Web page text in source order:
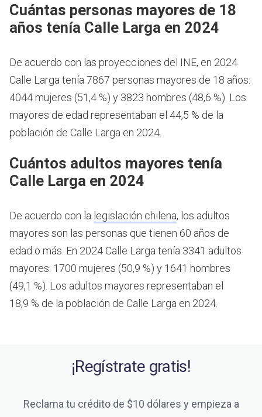
Cuántas personas mayores de 18
años tenía Calle Larga en 2024
De acuerdo con las proyecciones del INE, en 2024
Calle Larga tenía 7867 personas mayores de 18 años:
4044 mujeres (51,4 %) y 3823 hombres (48,6 %). Los
mayores de edad representaban el 44,5 % de la
población de Calle Larga en 2024.
Cuántos adultos mayores tenía
Calle Larga en 2024
De acuerdo con la legislación chilena, los adultos
mayores son las personas que tienen 60 años de
edad o más. En 2024 Calle Larga tenía 3341 adultos
mayores: 1700 mujeres (50,9 %) y 1641 hombres
(49,1 %). Los adultos mayores representaban el
18,9 % de la población de Calle Larga en 2024.
¡Regístrate gratis!
Reclama tu crédito de $10 dólares y empieza a